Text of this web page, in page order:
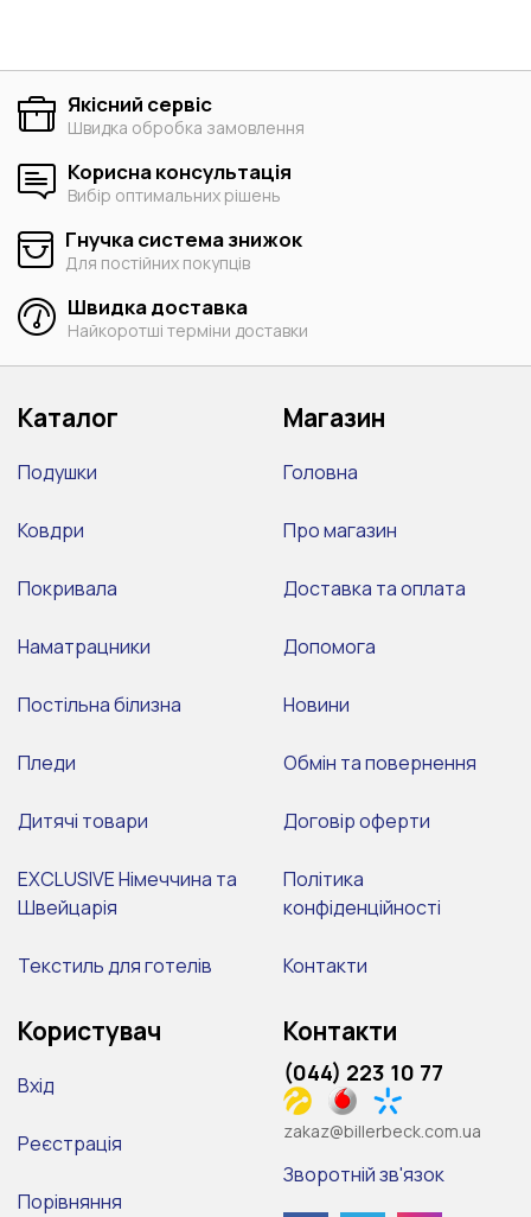
Якісний сервіс
Швидка обробка замовлення
Корисна консультація
Вибір оптимальних рішень
Гнучка система знижок
Для постійних покупців
Швидка доставка
Найкоротші терміни доставки
Каталог
Подушки
Ковдри
Покривала
Наматрацники
Постільна білизна
Пледи
Дитячі товари
EXCLUSIVE Німеччина та
Швейцарія
Текстиль для готелів
Магазин
Головна
Про магазин
Доставка та оплата
Допомога
Новини
Обмін та повернення
Договір оферти
Політика
конфіденційності
Контакти
Користувач
Вхід
Реєстрація
Порівняння
Контакти
(044) 223 10 77
zakaz@billerbeck.com.ua
Зворотній зв'язок